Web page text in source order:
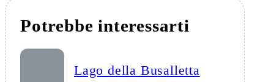
Potrebbe interessarti
Lago della Busalletta